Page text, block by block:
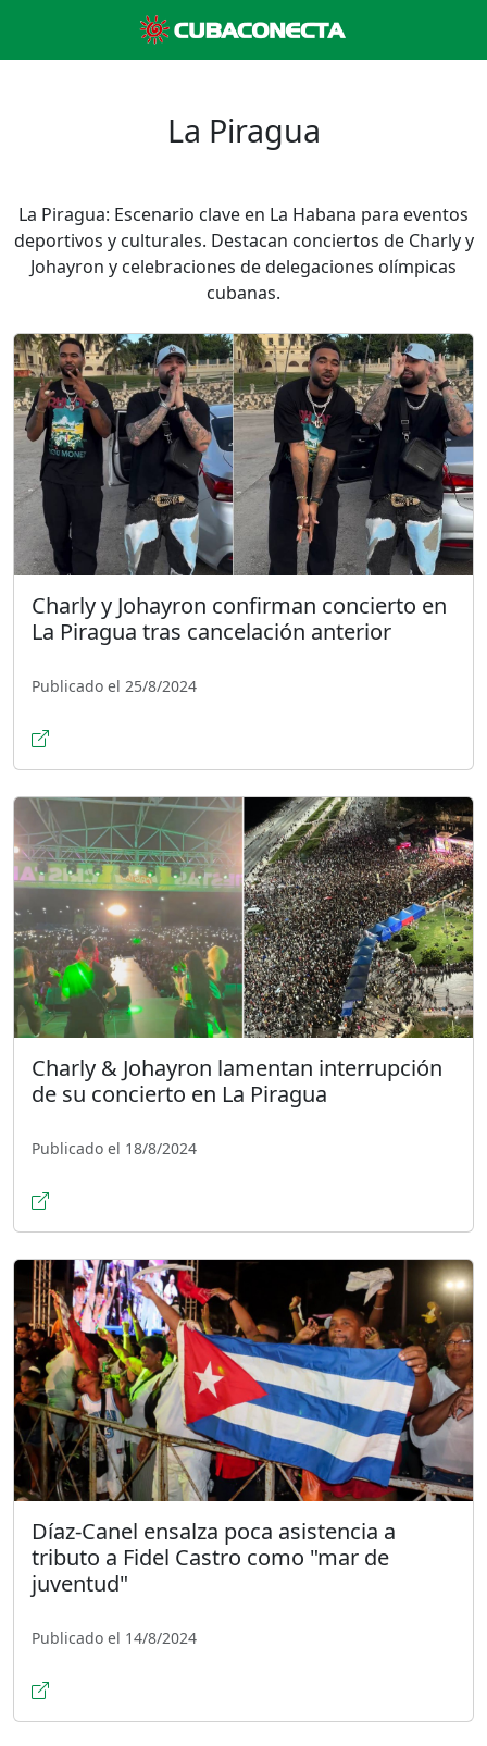
La Piragua
La Piragua: Escenario clave en La Habana para eventos
deportivos y culturales. Destacan conciertos de Charly y
Johayron y celebraciones de delegaciones olímpicas
cubanas.
Charly y Johayron confirman concierto en
La Piragua tras cancelación anterior
Publicado el 25/8/2024
Charly & Johayron lamentan interrupción
de su concierto en La Piragua
Publicado el 18/8/2024
Díaz-Canel ensalza poca asistencia a
tributo a Fidel Castro como "mar de
juventud"
Publicado el 14/8/2024